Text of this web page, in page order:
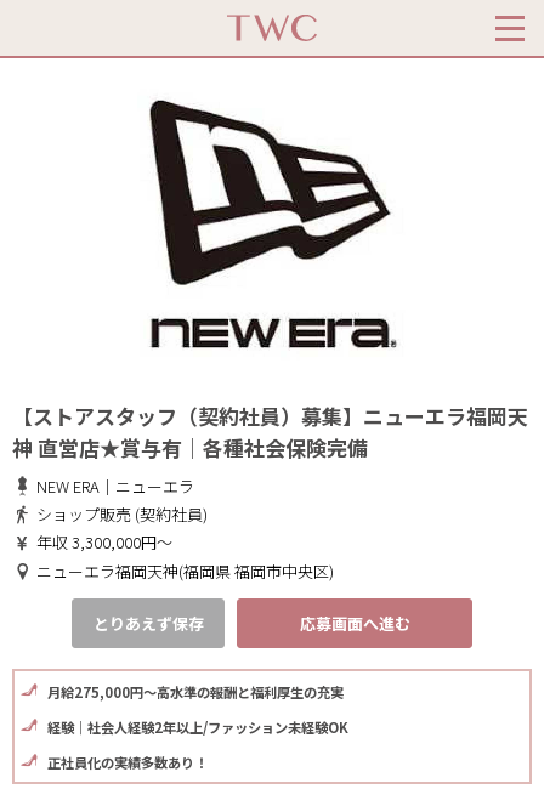
【ストアスタッフ（契約社員）募集】ニューエラ福岡天
神 直営店★賞与有｜各種社会保険完備
NEW ERA｜ニューエラ
ショップ販売 (契約社員)
年収 3,300,000円～
ニューエラ福岡天神(福岡県 福岡市中央区)
とりあえず保存 応募画面へ進む
月給275,000円～高水準の報酬と福利厚生の充実
経験｜社会人経験2年以上/ファッション未経験OK
正社員化の実績多数あり！